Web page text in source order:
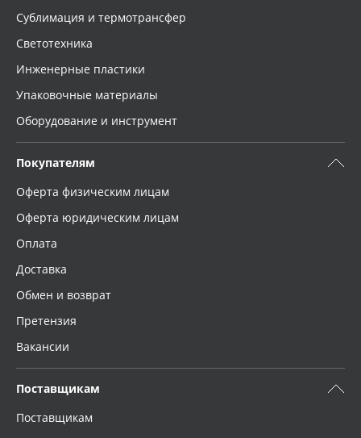
Сублимация и термотрансфер
Светотехника
Инженерные пластики
Упаковочные материалы
Оборудование и инструмент
Покупателям
Оферта физическим лицам
Оферта юридическим лицам
Оплата
Доставка
Обмен и возврат
Претензия
Вакансии
Поставщикам
Поставщикам